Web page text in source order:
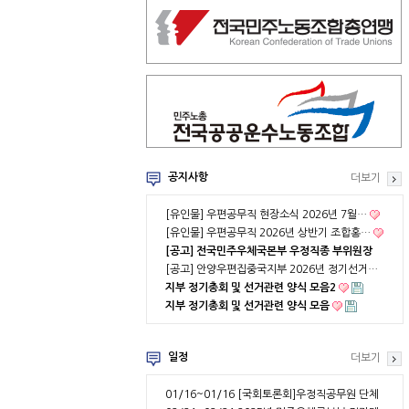
공지사항
[유인물] 우편공무직 현장소식 2026년 7월…
[유인물] 우편공무직 2026년 상반기 조합홍…
[공고] 전국민주우체국본부 우정직종 부위원장
…[공고] 안양우편집중국지부 2026년 정기선거…
지부 정기총회 및 선거관련 양식 모음2
지부 정기총회 및 선거관련 양식 모음
더보기
일정
01/16~01/16[국회토론회]우정직공무원 단체
더보기